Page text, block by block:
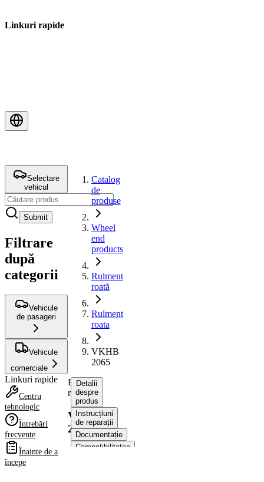
Linkuri rapide
Selectare
vehicul
Submit
Filtrare
după
categorii
Vehicule
de pasageri
Vehicule
comerciale
Linkuri rapide
Centru
tehnologic
Întrebări
frecvente
Înainte de a
începe
Catalog
de
produse
Wheel
end
products
Rulment
roată
Rulment
roata
VKHB
2065
Rulment
roata
VKHB
2065
Detalii
despre
produs
Instrucțiuni
de reparații
Documentație
Compatibilitatea